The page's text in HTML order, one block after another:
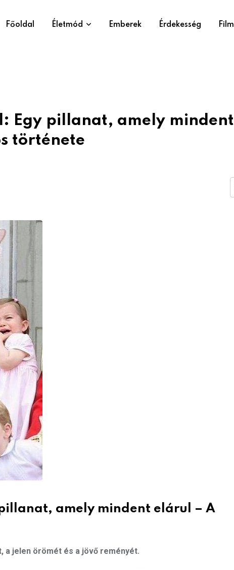
Főoldal Életmód Emberek Érdekesség Film
Egy pillanat, amely mindent
története
amely mindent elárul – A
a jelen örömét és a jövő reményét.